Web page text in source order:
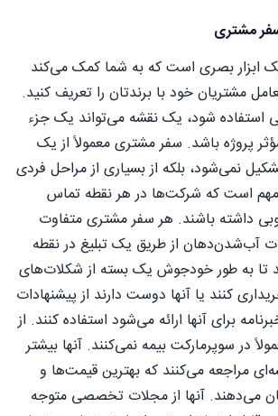
مشتری
ابزار بصری است که به شما کمک می‌کند
مشتریان خود با برندتان را تعریف کنید.
استفاده شود، یک نقشه می‌تواند یک جزء
پروژه باشد. سفر مشتری معمولاً از یک
نمی‌شود، بلکه از بسیاری از مراحل فردی
است که شرکت‌ها در هر نقطه تماس
داشته باشند. هر سفر مشتری متفاوت
آب‌شدن‌دهان از طریق یک تبلیغ در نقطه
تا به طور خودجوش یک بسته از شکلات‌های
کنند یا آنها دوست دارند از پیشنهادات
برای آنها ارائه می‌شود استفاده کنند. از
در سوپرمارکت بیمه نمی‌کنند. آنها بیشتر
مراجعه می‌کنند که بهترین قیمت‌ها و
می‌دهند. آنها از مجلات تخصصی متوجه